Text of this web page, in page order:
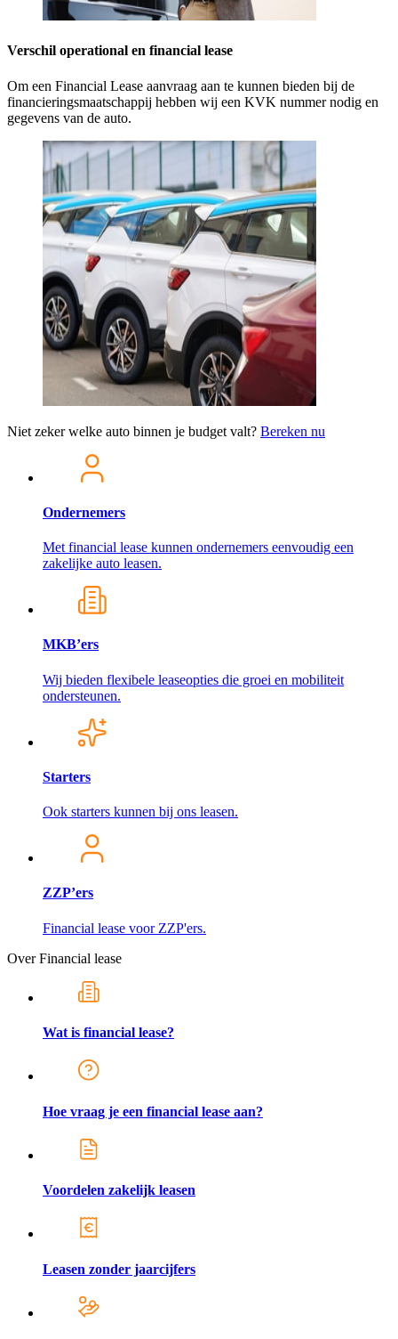
Verschil operational en financial lease
Om een Financial Lease aanvraag aan te kunnen bieden bij de
financieringsmaatschappij hebben wij een KVK nummer nodig en
gegevens van de auto.
Niet zeker welke auto binnen je budget valt? Bereken nu
Ondernemers
Met financial lease kunnen ondernemers eenvoudig een
zakelijke auto leasen.
MKB’ers
Wij bieden flexibele leaseopties die groei en mobiliteit
ondersteunen.
Starters
Ook starters kunnen bij ons leasen.
ZZP’ers
Financial lease voor ZZP'ers.
Over Financial lease
Wat is financial lease?
Hoe vraag je een financial lease aan?
Voordelen zakelijk leasen
Leasen zonder jaarcijfers